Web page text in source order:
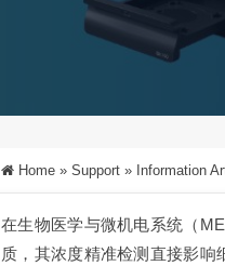
Home » Support » Information
在生物医学与微机电系统（
质，其浓度精准检测直接影